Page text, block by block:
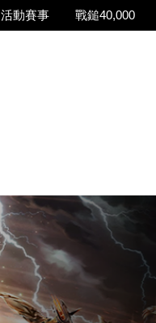
活動賽事 戰鎚40,000